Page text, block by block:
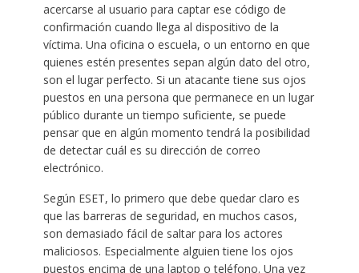
acercarse al usuario para captar ese código de
confirmación cuando llega al dispositivo de la
víctima. Una oficina o escuela, o un entorno en que
quienes estén presentes sepan algún dato del otro,
son el lugar perfecto. Si un atacante tiene sus ojos
puestos en una persona que permanece en un lugar
público durante un tiempo suficiente, se puede
pensar que en algún momento tendrá la posibilidad
de detectar cuál es su dirección de correo
electrónico.
Según ESET, lo primero que debe quedar claro es
que las barreras de seguridad, en muchos casos,
son demasiado fácil de saltar para los actores
maliciosos. Especialmente alguien tiene los ojos
puestos encima de una laptop o teléfono. Una vez